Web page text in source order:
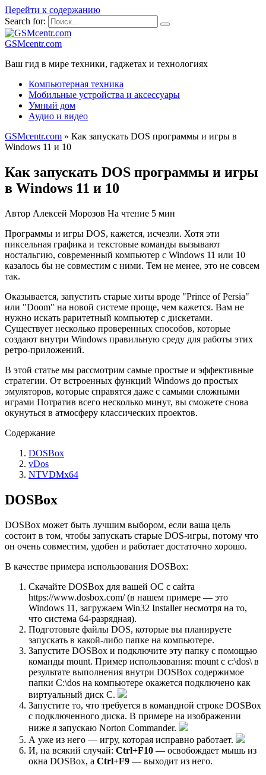
Перейти к содержанию
Search for:
GSMcentr.com
Ваш гид в мире техники, гаджетах и технологиях
Компьютерная техника
Мобильные устройства и аксессуары
Умный дом
Аудио и видео
GSMcentr.com » Как запускать DOS программы и игры в
Windows 11 и 10
Как запускать DOS программы и игры
в Windows 11 и 10
Автор Алексей Морозов На чтение 5 мин
Программы и игры DOS, кажется, исчезли. Хотя эти
пиксельная графика и текстовые команды вызывают
ностальгию, современный компьютер с Windows 11 или 10
казалось бы не совместим с ними. Тем не менее, это не совсем
так.
Оказывается, запустить старые хиты вроде "Prince of Persia"
или "Doom" на новой системе проще, чем кажется. Вам не
нужно искать раритетный компьютер с дискетами.
Существует несколько проверенных способов, которые
создают внутри Windows правильную среду для работы этих
ретро-приложений.
В этой статье мы рассмотрим самые простые и эффективные
стратегии. От встроенных функций Windows до простых
эмуляторов, которые справятся даже с самыми сложными
играми Потратив всего несколько минут, вы сможете снова
окунуться в атмосферу классических проектов.
Содержание
DOSBox
vDos
NTVDMx64
DOSBox
DOSBox может быть лучшим выбором, если ваша цель
состоит в том, чтобы запускать старые DOS-игры, потому что
он очень совместим, удобен и работает достаточно хорошо.
В качестве примера использования DOSBox:
Скачайте DOSBox для вашей ОС с сайта
https://www.dosbox.com/ (в нашем примере — это
Windows 11, загружаем Win32 Installer несмотря на то,
что система 64-разрядная).
Подготовьте файлы DOS, которые вы планируете
запускать в какой-либо папке на компьютере.
Запустите DOSBox и подключите эту папку с помощью
команды mount. Пример использования: mount c c:\dos\ в
результате выполнения внутри DOSBox содержимое
папки C:\dos на компьютере окажется подключено как
виртуальный диск C.
Запустите то, что требуется в командной строке DOSBox
с подключенного диска. В примере на изображении
ниже я запускаю Norton Commander.
А уже из него — игру, которая исправно работает.
И, на всякий случай: Ctrl+F10 — освобождает мышь из
окна DOSBox, а Ctrl+F9 — выходит из него.